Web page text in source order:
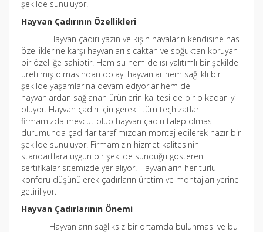
şekilde sunuluyor.
Hayvan Çadırının Özellikleri
Hayvan çadırı yazın ve kışın havaların kendisine has
özelliklerine karşı hayvanları sıcaktan ve soğuktan koruyan
bir özelliğe sahiptir. Hem su hem de ısı yalıtımlı bir şekilde
üretilmiş olmasından dolayı hayvanlar hem sağlıklı bir
şekilde yaşamlarına devam ediyorlar hem de
hayvanlardan sağlanan ürünlerin kalitesi de bir o kadar iyi
oluyor. Hayvan çadırı için gerekli tüm teçhizatlar
firmamızda mevcut olup hayvan çadırı talep olması
durumunda çadırlar tarafımızdan montaj edilerek hazır bir
şekilde sunuluyor. Firmamızın hizmet kalitesinin
standartlara uygun bir şekilde sunduğu gösteren
sertifikalar sitemizde yer alıyor. Hayvanların her türlü
konforu düşünülerek çadırların üretim ve montajları yerine
getiriliyor.
Hayvan Çadırlarının Önemi
Hayvanların sağlıksız bir ortamda bulunması ve bu